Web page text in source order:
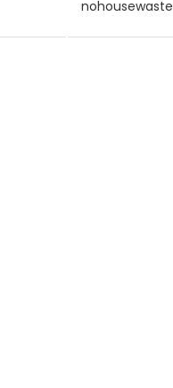
nohousewaste